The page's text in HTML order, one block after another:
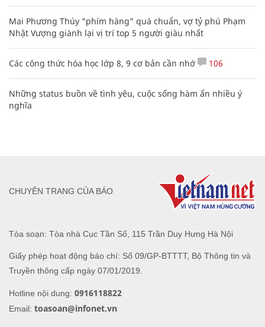
Mai Phương Thúy "phím hàng" quá chuẩn, vợ tỷ phú Phạm
Nhật Vượng giành lại vị trí top 5 người giàu nhất
Các công thức hóa học lớp 8, 9 cơ bản cần nhớ 106
Những status buồn về tình yêu, cuộc sống hàm ẩn nhiều ý
nghĩa
Tòa soạn: Tòa nhà Cục Tần Số, 115 Trần Duy Hưng Hà Nội
Giấy phép hoạt động báo chí: Số 09/GP-BTTTT, Bộ Thông tin và
Truyền thông cấp ngày 07/01/2019.
Hotline nội dung: 0916118822
Email: toasoan@infonet.vn
CHUYÊN TRANG CỦA BÁO